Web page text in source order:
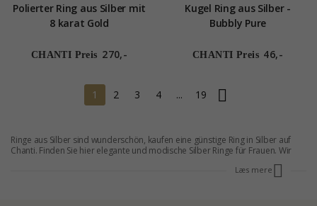
Polierter Ring aus Silber mit
8 karat Gold
CHANTI Preis 270,-
Kugel Ring aus Silber -
Bubbly Pure
CHANTI Preis 46,-
1 2 3 4 ... 19
Ringe aus Silber sind wunderschön, kaufen eine günstige Ring in Silber auf
Chanti. Finden Sie hier elegante und modische Silber Ringe für Frauen. Wir
jeder das findet, was er sucht. Bei CHANTI finden Sie Ringe aus Silber sowohl
Læs mere